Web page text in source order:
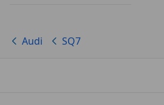
Audi SQ7